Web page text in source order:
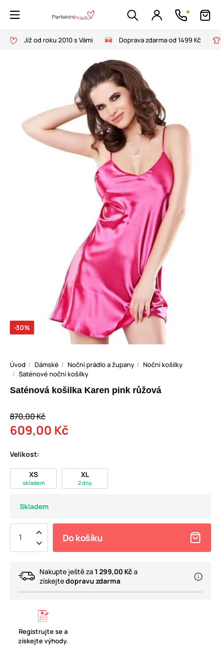
Již od roku 2010 s Vámi Doprava zdarma od 1499 Kč
-30%
Úvod Dámské Noční prádlo a župany
Noční košilky
Saténové noční košilky
Saténová košilka Karen pink růžová
870,00 Kč
609,00 Kč
Velikost:
XS
skladem
XL
2 dny
Skladem
Do košíku
Nakupte ještě za 1 299,00 Kča
získejtedopravu zdarma
Registrujte se a
získejte výhody.